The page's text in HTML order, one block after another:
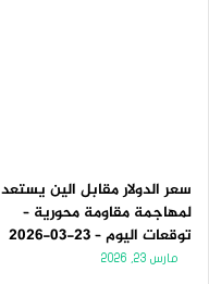
سعر الدولار مقابل الين يستعد
لمهاجمة مقاومة محورية –
توقعات اليوم – 23-03-2026
مارس 23, 2026